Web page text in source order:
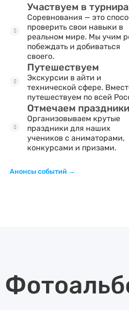
Участвуем в
Соревнования — это
проверить свои навыки в
реальном мире. Мы учим
побеждать и добиваться
своего.
Путешествуем
Экскурсии в айти и
технической сфере.
путешествуем по всей
Отмечаем праздники
Организовываем крутые
праздники для наших
учеников с аниматорами,
конкурсами и призами.
Анонсы событий →